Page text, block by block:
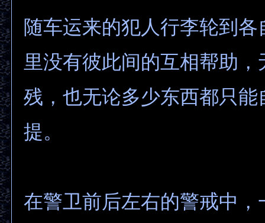
随车运来的犯人行李轮到
里没有彼此间的互相帮助，
残，也无论多少东西都只能
提。
在警卫前后左右的警戒中，